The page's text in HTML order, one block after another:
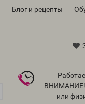
Блог и рецепты
ВНИМАНИЕ!
или